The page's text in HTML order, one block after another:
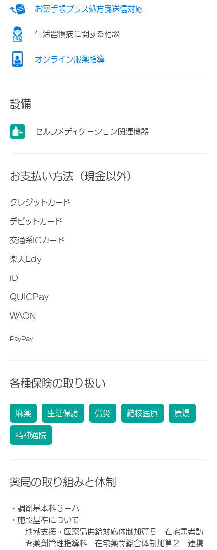
お薬手帳プラス処方箋送信対応
生活習慣病に関する相談
オンライン服薬指導
設備
セルフメディケーション関連機器
お支払い方法（現金以外）
クレジットカード
デビットカード
交通系ICカード
楽天Edy
iD
QUICPay
WAON
PayPay
各種保険の取り扱い
麻薬 生活保護 労災 結核医療 原爆
精神通院
薬局の取り組みと体制
・調剤基本料３－ハ
・施設基準について
地域支援・医薬品供給対応体制加算５ 在宅患者訪
問薬剤管理指導料 在宅薬学総合体制加算２ 連携